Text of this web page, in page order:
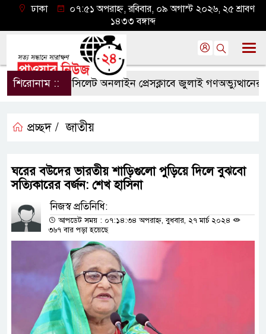
ঢাকা
০৭:৫১ অপরাহ্ন, রবিবার, ০৯ অগাস্ট ২০২৬, ২৫ শ্রাবণ
১৪৩৩ বঙ্গাব্দ
শিরোনাম ::সিলেট অনলাইন প্রেসক্লাবে জুলাই গণঅভ্যুত্থানের
প্রচ্ছদ / জাতীয়
ঘরের বউদের ভারতীয় শাড়িগুলো পুড়িয়ে দিলে বুঝবো
সত্যিকারের বর্জন: শেখ হাসিনা
নিজস্ব প্রতিনিধি:
আপডেট সময় : ০৭:১৪:৩৪ অপরাহ্ন, বুধবার, ২৭ মার্চ ২০২৪
৩৬৭ বার পড়া হয়েছে